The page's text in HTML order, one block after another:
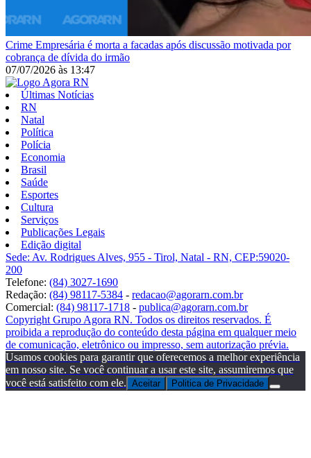
Crime Empresária é morta a facadas após discussão motivada por
cobrança de dívida do irmão
07/07/2026 às 13:47
Últimas Notícias
RN
Natal
Política
Polícia
Economia
Brasil
Saúde
Esportes
Cultura
Serviços
Publicações Legais
Edição digital
Sede: Av. Rodrigues Alves, 955 - Tirol, Natal - RN, CEP:59020-
200
Telefone: (84) 3027-1690
Redação: (84) 98117-5384 - redacao@agorarn.com.br
Comercial: (84) 98117-1718 - publica@agorarn.com.br
Copyright Grupo Agora RN. Todos os direitos reservados. É
proibida a reprodução do conteúdo desta página em qualquer meio
de comunicação, eletrônico ou impresso, sem autorização prévia.
Usamos cookies para garantir que oferecemos a melhor experiência
em nosso site. Se você continuar a usar este site, assumiremos que
você está satisfeito com ele. Aceitar Politica de Privacidade